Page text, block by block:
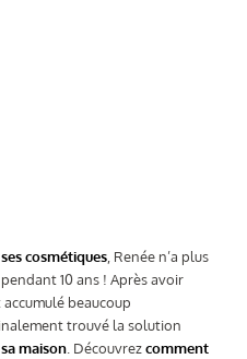
cosmétiques, Renée n’a plus
10 ans ! Après avoir
beaucoup
trouvé la solution
maison. Découvrezcomment